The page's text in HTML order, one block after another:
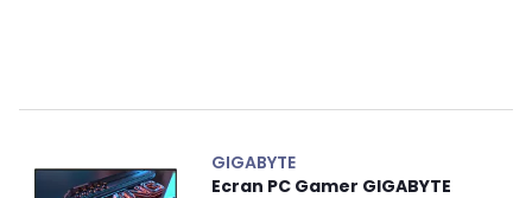
GIGABYTE
Ecran PC Gamer GIGABYTE